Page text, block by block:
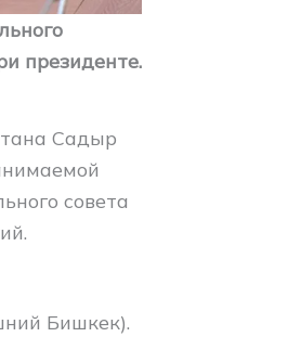
президенте.
Садыр
совета
Бишкек).